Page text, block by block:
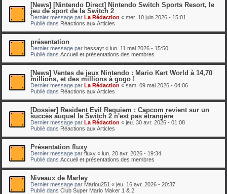
[News] [Nintendo Direct] Nintendo Switch Sports Resort, le
jeu de sport de la Switch 2
Dernier message par La Rédaction « mer. 10 juin 2026 - 15:01
Publié dans Réactions aux Articles
présentation
Dernier message par bessayt « lun. 11 mai 2026 - 15:50
Publié dans Accueil et présentations des membres
[News] Ventes de jeux Nintendo : Mario Kart World à 14,70
millions, et des millions à gogo !
Dernier message par La Rédaction « sam. 09 mai 2026 - 04:06
Publié dans Réactions aux Articles
[Dossier] Resident Evil Requiem : Capcom revient sur un
succès auquel la Switch 2 n'est pas étrangère
Dernier message par La Rédaction « jeu. 30 avr. 2026 - 01:08
Publié dans Réactions aux Articles
Présentation fluxy
Dernier message par fluxy « lun. 20 avr. 2026 - 19:34
Publié dans Accueil et présentations des membres
Niveaux de Marley
Dernier message par Marlou251 « jeu. 16 avr. 2026 - 20:37
Publié dans Club Super Mario Maker 1 & 2